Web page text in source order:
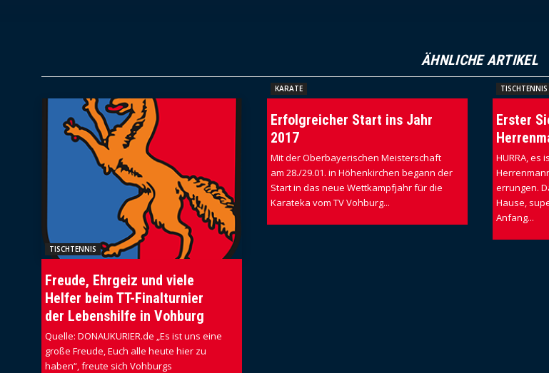
ÄHNLICHE ARTIKEL
TISCHTENNIS
Freude, Ehrgeiz und viele
Helfer beim TT-Finalturnier
der Lebenshilfe in Vohburg
Quelle: DONAUKURIER.de „Es ist uns eine
große Freude, Euch alle heute hier zu
haben“, freute sich Vohburgs
KARATE
Erfolgreicher Start ins Jahr
2017
Mit der Oberbayerischen Meisterschaft
am 28./29.01. in Höhenkirchen begann der
Start in das neue Wettkampfjahr für die
Karateka vom TV Vohburg...
TISCHTENNIS
Erster
HURRA, es
errungen.
Hause,
Anfang...